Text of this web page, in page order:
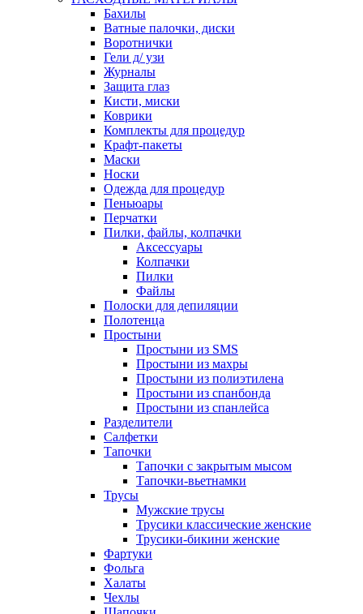
Бахилы
Ватные палочки, диски
Воротнички
Гели д/ узи
Журналы
Защита глаз
Кисти, миски
Коврики
Комплекты для процедур
Крафт-пакеты
Маски
Носки
Одежда для процедур
Пеньюары
Перчатки
Пилки, файлы, колпачки
Аксессуары
Колпачки
Пилки
Файлы
Полоски для депиляции
Полотенца
Простыни
Простыни из SMS
Простыни из махры
Простыни из полиэтилена
Простыни из спанбонда
Простыни из спанлейса
Разделители
Салфетки
Тапочки
Тапочки с закрытым мысом
Тапочки-вьетнамки
Трусы
Мужские трусы
Трусики классические женские
Трусики-бикини женские
Фартуки
Фольга
Халаты
Чехлы